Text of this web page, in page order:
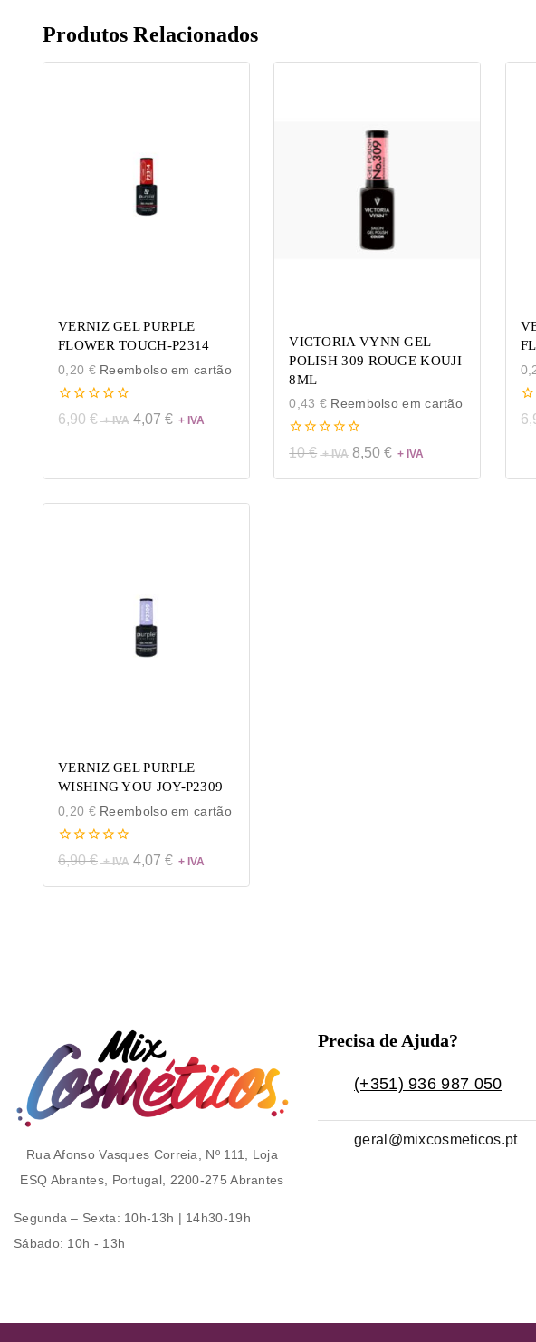
Produtos Relacionados
VERNIZ GEL PURPLE
FLOWER TOUCH-P2314
0,20 €Reembolso em cartão
0
de
6,90€ 4,07 €
VICTORIA VYNN GEL
POLISH 309 ROUGE KOUJI
8ML
0,43 € Reembolso em cartão
0
de
10€ 8,50€
0
de
VERNIZ GEL PURPLE
WISHING YOU JOY-P2309
0,20 €Reembolso em cartão
0
de
6,90€ 4,07 €
Rua Afonso Vasques Correia, Nº 111, Loja
ESQ Abrantes, Portugal, 2200-275 Abrantes
Segunda – Sexta: 10h-13h | 14h30-19h
Sábado: 10h - 13h
Precisa de Ajuda?
(+351) 936 987 050
geral@mixcosmeticos.pt